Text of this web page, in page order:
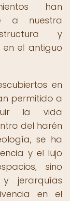
han
a nuestra
y
en el antiguo
en
permitido a
la vida
del harén
se ha
y el lujo
sino
jerarquías
en el